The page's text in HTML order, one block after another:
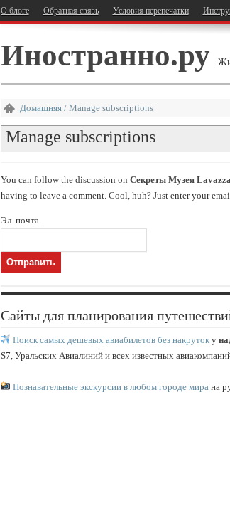
О блоге Обратная связь Условия перепечатки
Иностранно.ру
Домашняя/ Manage subscriptions
Manage subscriptions
You can follow the discussion on Секреты Музея
having to leave a comment. Cool, huh? Just enter your
Эл. почта
Сайты для планирования
Поиск самых дешевых авиабилетов без накруток у
S7, Уральских Авиалиний и всех известных
Познавательные экскурсии в любом городе мира на